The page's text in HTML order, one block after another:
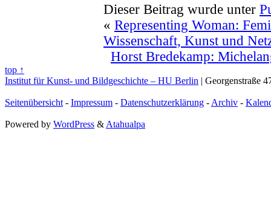
Dieser Beitrag wurde unter
« Representing Woman:
Wissenschaft, Kunst und
Horst Bredekamp:
top ↑
Institut für Kunst- und Bildgeschichte – HU Berlin | Georgenstraße
Seitenübersicht - Impressum - Datenschutzerklärung - Archiv -
Powered by WordPress & Atahualpa